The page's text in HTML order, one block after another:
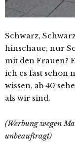
Schwarz,
hinschaue, nur
mit den Frauen?
ich es fast schon
wissen, ab 40
als wir sind.
(Werbung wegen
unbeauftragt)